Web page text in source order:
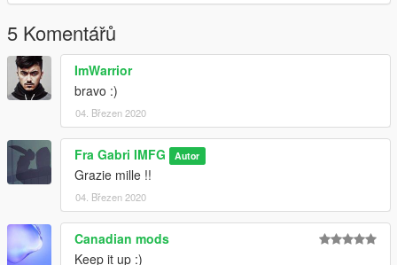
5 Komentářů
ImWarrior
bravo :)
04. Březen 2020
Fra Gabri IMFG Autor
Grazie mille !!
04. Březen 2020
Canadian mods
Keep it up :)